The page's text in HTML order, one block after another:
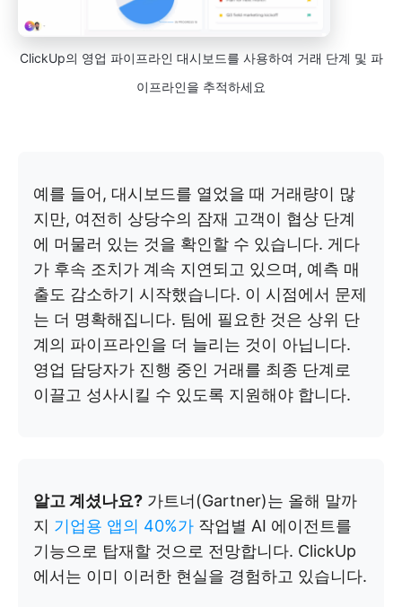
ClickUp의 영업 파이프라인 대시보드를 사용하여 거래 단계 및 파
이프라인을 추적하세요
예를 들어, 대시보드를 열었을 때 거래량이 많
지만, 여전히 상당수의 잠재 고객이 협상 단계
에 머물러 있는 것을 확인할 수 있습니다. 게다
가 후속 조치가 계속 지연되고 있으며, 예측 매
출도 감소하기 시작했습니다. 이 시점에서 문제
는 더 명확해집니다. 팀에 필요한 것은 상위 단
계의 파이프라인을 더 늘리는 것이 아닙니다.
영업 담당자가 진행 중인 거래를 최종 단계로
이끌고 성사시킬 수 있도록 지원해야 합니다.
알고 계셨나요? 가트너(Gartner)는 올해 말까
지 기업용 앱의 40%가 작업별 AI 에이전트를
기능으로 탑재할 것으로 전망합니다. ClickUp
에서는 이미 이러한 현실을 경험하고 있습니다.